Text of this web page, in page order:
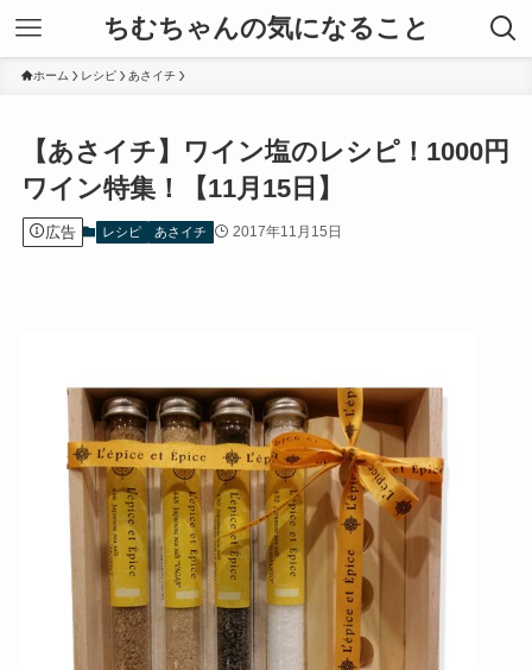
ちむちゃんの気になること
ホーム レシピ あさイチ
【あさイチ】ワイン塩のレシピ！1000円
ワイン特集！【11月15日】
広告 レシピ あさイチ 2017年11月15日